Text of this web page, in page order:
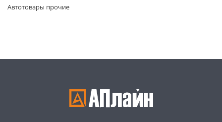
Автотовары прочие